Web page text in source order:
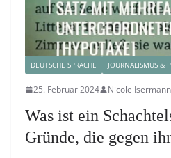
DEUTSCHE SPRACHE JOURNALISMUS &
25. Februar 2024 Nicole Isermann
Was ist ein
Gründe, die gegen